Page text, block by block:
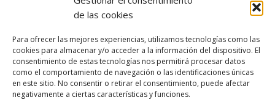
de las cookies
Para ofrecer las mejores experiencias, utilizamos tecnologías como las
cookies para almacenar y/o acceder a la información del dispositivo. El
consentimiento de estas tecnologías nos permitirá procesar datos
como el comportamiento de navegación o las identificaciones únicas
en este sitio. No consentir o retirar el consentimiento, puede afectar
negativamente a ciertas características y funciones.
Millatrece.com es una apuesta por escribir sobre lo que me
participa"
Aviso Legal
Política de Privacidad